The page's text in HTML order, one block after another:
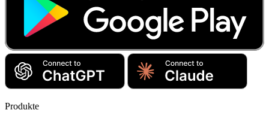
Produkte